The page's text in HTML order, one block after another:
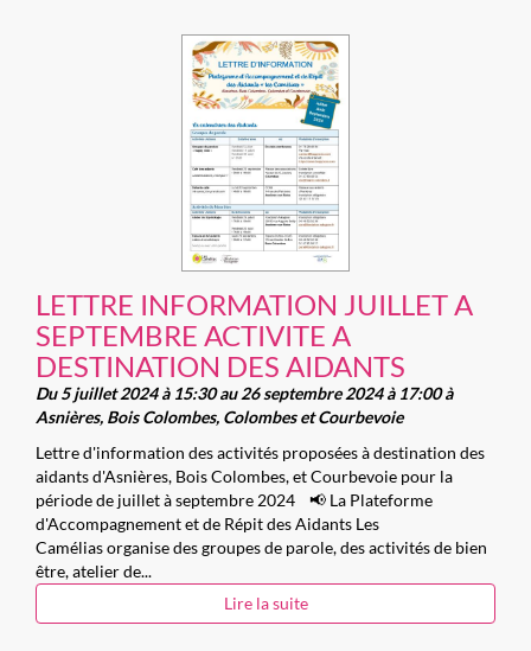
LETTRE INFORMATION JUILLET A
SEPTEMBRE ACTIVITE A
DESTINATION DES AIDANTS
Du 5 juillet 2024 à 15:30 au 26 septembre 2024 à 17:00 à
Asnières, Bois Colombes, Colombes et Courbevoie
Lettre d'information des activités proposées à destination des
aidants d'Asnières, Bois Colombes, et Courbevoie pour la
période de juillet à septembre 2024 📢 La Plateforme
d'Accompagnement et de Répit des Aidants Les
Camélias organise des groupes de parole, des activités de bien
être, atelier de...
Lire la suite